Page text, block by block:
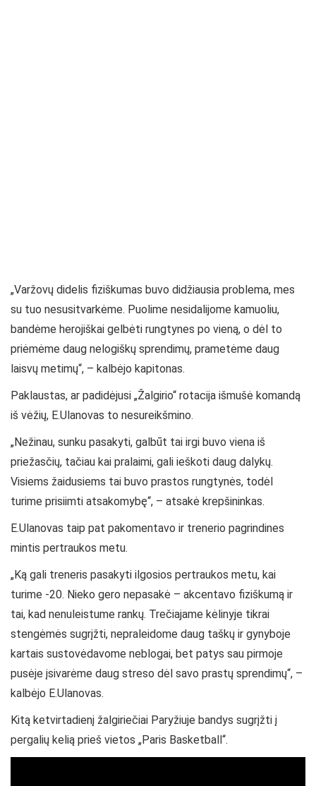
„Varžovų didelis fiziškumas buvo didžiausia problema, mes
su tuo nesusitvarkėme. Puolime nesidalijome kamuoliu,
bandėme herojiškai gelbėti rungtynes po vieną, o dėl to
priėmėme daug nelogiškų sprendimų, prametėme daug
laisvų metimų“, – kalbėjo kapitonas.
Paklaustas, ar padidėjusi „Žalgirio“ rotacija išmušė komandą
iš vėžių, E.Ulanovas to nesureikšmino.
„Nežinau, sunku pasakyti, galbūt tai irgi buvo viena iš
priežasčių, tačiau kai pralaimi, gali ieškoti daug dalykų.
Visiems žaidusiems tai buvo prastos rungtynės, todėl
turime prisiimti atsakomybę“, – atsakė krepšininkas.
E.Ulanovas taip pat pakomentavo ir trenerio pagrindines
mintis pertraukos metu.
„Ką gali treneris pasakyti ilgosios pertraukos metu, kai
turime -20. Nieko gero nepasakė – akcentavo fiziškumą ir
tai, kad nenuleistume rankų. Trečiajame kėlinyje tikrai
stengėmės sugrįžti, nepraleidome daug taškų ir gynyboje
kartais sustovėdavome neblogai, bet patys sau pirmoje
pusėje įsivarėme daug streso dėl savo prastų sprendimų“, –
kalbėjo E.Ulanovas.
Kitą ketvirtadienį žalgiriečiai Paryžiuje bandys sugrįžti į
pergalių kelią prieš vietos „Paris Basketball“.